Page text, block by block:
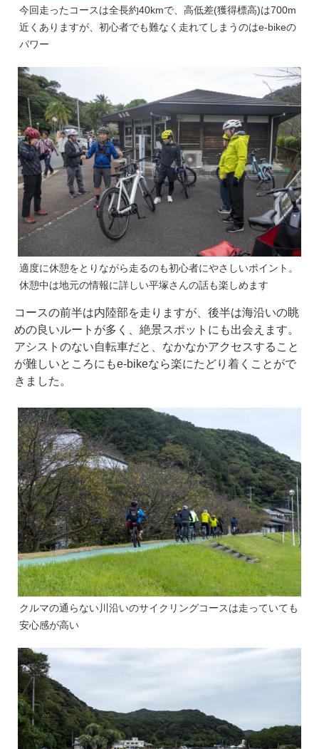
今回走ったコースは全長約40kmで、高低差(獲得標高)は700m
近くありますが、初心者でも難なく走れてしまうのはe-bikeの
パワー
適度に休憩をとりながら走るのも初心者にやさしいポイント。
休憩中は地元の情報に詳しい平塚さんの話も楽しめます
コースの前半は内陸部を走りますが、後半は海沿いの眺
めの良いルートが多く、絶景スポットにも出会えます。
アシストのない自転車だと、なかなかアクセスすること
が難しいところにもe-bikeなら楽にたどり着くことがで
きました。
クルマの通らない川沿いのサイクリングコースは走っていても
安心感が高い